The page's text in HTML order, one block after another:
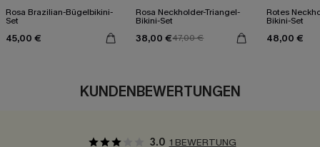
Rosa Brazilian-Bügelbikini-
Set
45,00 €
Rosa Neckholder-Triangel-
Bikini-Set
38,00 €47,00 €
Rotes
Bikini-Set
48,00 €
KUNDENBEWERTUNGEN
3.0 1 BEWERTUNG